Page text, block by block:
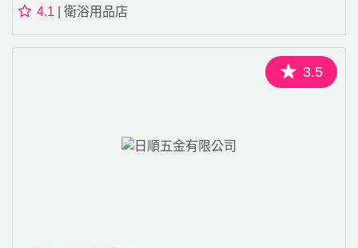
4.1 | 衛浴用品店
3.5